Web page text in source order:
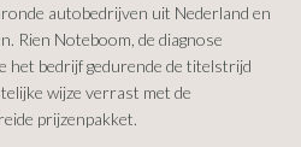
autobedrijven uit Nederland en
Rien Noteboom, de diagnose
het bedrijf gedurende de titelstrijd
wijze verrast met de
prijzenpakket.